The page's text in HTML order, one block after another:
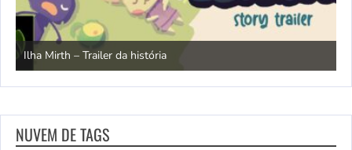
Ilha Mirth – Trailer da história
NUVEM DE TAGS